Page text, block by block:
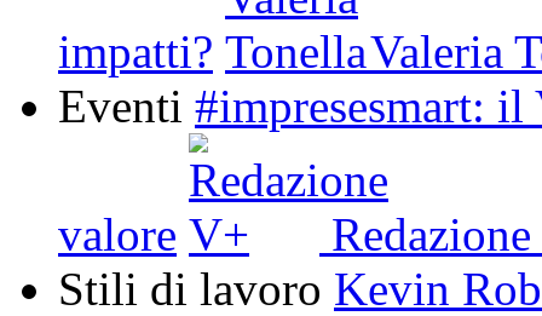
impatti?
Valeria
Eventi #impresesmart: il
valore
Stili di lavoro Kevin